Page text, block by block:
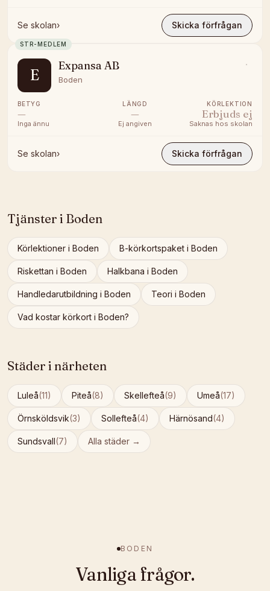
Se skolan› Skicka förfrågan
STR-MEDLEM
E
Expansa AB
Boden
BETYG
—
Inga ännu
LÄNGD
—
Ej angiven
KÖRLEKTION
Erbjuds ej
Saknas hos skolan
Se skolan› Skicka förfrågan
Tjänster i Boden
Körlektioner i Boden B-körkortspaket i Boden
Riskettan i Boden Halkbana i Boden
Handledarutbildning i Boden Teori i Boden
Vad kostar körkort i Boden?
Städer i närheten
Luleå(11) Piteå(8) Skellefteå(9) Umeå(17)
Örnsköldsvik(3) Sollefteå(4) Härnösand(4)
Sundsvall(7) Alla städer →
BODEN
Vanliga frågor.